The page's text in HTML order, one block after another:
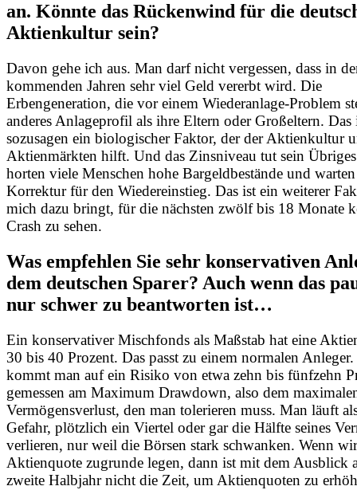
an. Könnte das Rückenwind für die
Aktienkultur sein?
Davon gehe ich aus. Man darf nicht vergessen, dass in
kommenden Jahren sehr viel Geld vererbt wird. Die
Erbengeneration, die vor einem Wiederanlage-Problem
anderes Anlageprofil als ihre Eltern oder Großeltern. Das
sozusagen ein biologischer Faktor, der der Aktienkultur
Aktienmärkten hilft. Und das Zinsniveau tut sein
horten viele Menschen hohe Bargeldbestände und
Korrektur für den Wiedereinstieg. Das ist ein weiterer
mich dazu bringt, für die nächsten zwölf bis 18 Monate
Crash zu sehen.
Was empfehlen Sie sehr konservativen
dem deutschen Sparer? Auch wenn das
nur schwer zu beantworten ist…
Ein konservativer Mischfonds als Maßstab hat eine
30 bis 40 Prozent. Das passt zu einem normalen
kommt man auf ein Risiko von etwa zehn bis fünfzehn
gemessen am Maximum Drawdown, also dem
Vermögensverlust, den man tolerieren muss. Man läuft
Gefahr, plötzlich ein Viertel oder gar die Hälfte seines
verlieren, nur weil die Börsen stark schwanken. Wenn
Aktienquote zugrunde legen, dann ist mit dem Ausblick
zweite Halbjahr nicht die Zeit, um Aktienquoten zu